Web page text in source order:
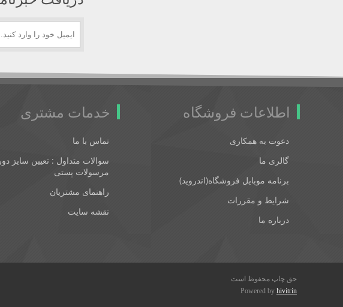
اطلاعات فروشگاه
دعوت به همکاری
گالری ما
برنامه موبایل فروشگاه(اندروید)
شرایط و مقررات
درباره ما
خدمات مشتری
تماس با ما
سوالات متداول : تعیین سایز
مرسولات پستی
راهنمای مشتریان
نقشه سایت
حق چاپ محفوظ است
Powered by hivitrin